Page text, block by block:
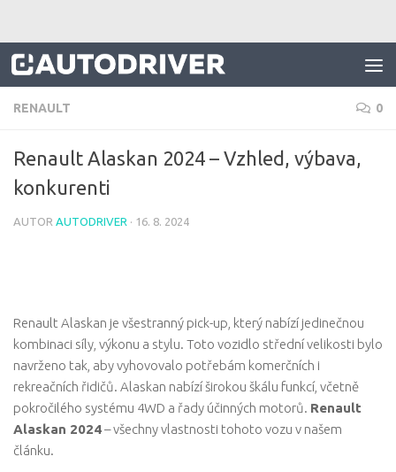
RENAULT 0
Renault Alaskan 2024 – Vzhled, výbava,
konkurenti
AUTOR AUTODRIVER · 16. 8. 2024
Renault Alaskan je všestranný pick-up, který nabízí jedinečnou
kombinaci síly, výkonu a stylu. Toto vozidlo střední velikosti bylo
navrženo tak, aby vyhovovalo potřebám komerčních i
rekreačních řidičů. Alaskan nabízí širokou škálu funkcí, včetně
pokročilého systému 4WD a řady účinných motorů. Renault
Alaskan 2024– všechny vlastnosti tohoto vozu v našem
článku.